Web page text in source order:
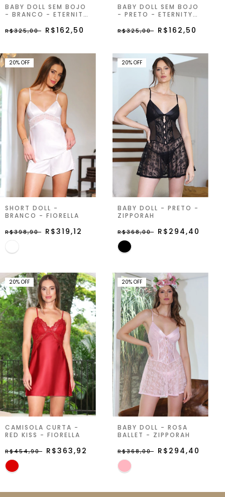
BABY DOLL SEM BOJO
- BRANCO - ETERNITY
R$325,00 R$162,50
BABY DOLL SEM BOJO
- PRETO - ETERNITY
R$325,00 R$162,50
20% OFF
SHORT DOLL -
BRANCO - FIORELLA
R$398,90 R$319,12
20% OFF
BABY DOLL - PRETO -
ZIPPORAH
R$368,00 R$294,40
20% OFF
CAMISOLA CURTA -
RED KISS - FIORELLA
R$454,90 R$363,92
20% OFF
BABY DOLL - ROSA
BALLET - ZIPPORAH
R$368,00 R$294,40